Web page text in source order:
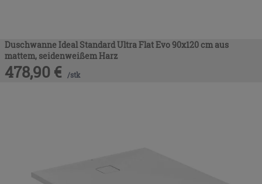
Duschwanne Ideal Standard Ultra Flat Evo 90x120 cm aus
mattem, seidenweißem Harz
478,90 € /stk